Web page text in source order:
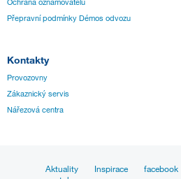
Přepravní podmínky Démos odvozu
Kontakty
Provozovny
Zákaznický servis
Nářezová centra
Aktuality Inspirace facebook